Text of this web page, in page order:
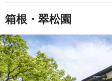
箱根・翠松園